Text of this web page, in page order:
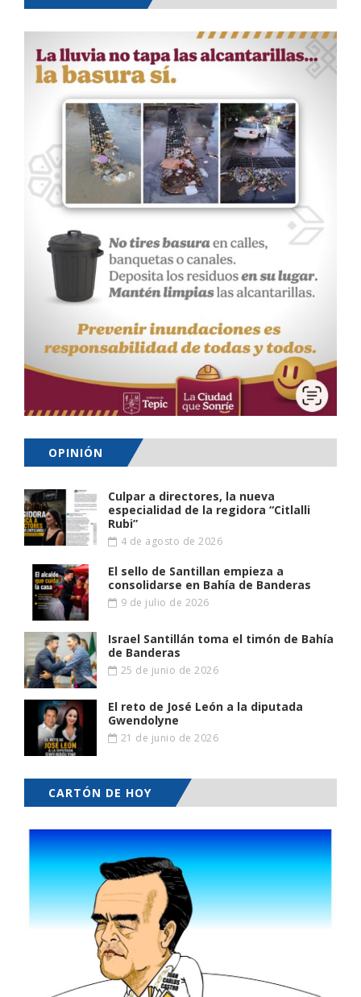
OPINIÓN
Culpar a directores, la nueva
especialidad de la regidora “Citlalli
Rubi”
4 de agosto de 2026
El sello de Santillan empieza a
consolidarse en Bahía de Banderas
9 de julio de 2026
Israel Santillán toma el timón de Bahía
de Banderas
25 de junio de 2026
El reto de José León a la diputada
Gwendolyne
21 de junio de 2026
CARTÓN DE HOY